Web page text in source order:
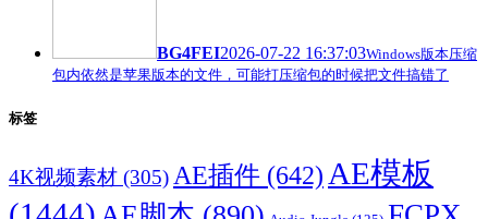
BG4FEI2026-07-22 16:37:03Windows版本压缩
包内依然是苹果版本的文件，可能打压缩包的时候把文件搞错了
标签
4K视频素材 (305)AE插件 (642) AE模板